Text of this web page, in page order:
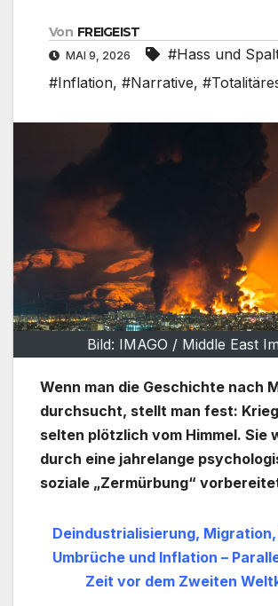
Von FREIGEIST
MAI 9, 2026 #Hass und
#Inflation, #Narrative,
Bild: IMAGO / Middle East
Wenn man die Geschichte nach
durchsucht, stellt man fest:
selten plötzlich vom Himmel. Sie
durch eine jahrelange
soziale „Zermürbung“
Deindustrialisierung,
Umbrüche und Inflation –
Zeit vor dem Zweiten